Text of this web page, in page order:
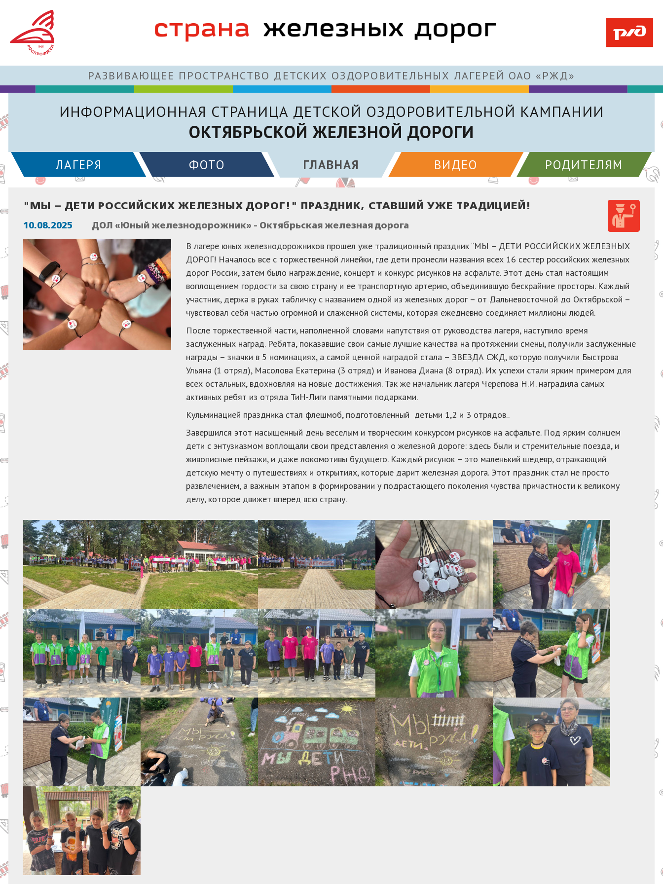
РАЗВИВАЮЩЕЕ ПРОСТРАНСТВО ДЕТСКИХ ОЗДОРОВИТЕЛЬНЫХ ЛАГЕРЕЙ ОАО «РЖД»
ИНФОРМАЦИОННАЯ СТРАНИЦА ДЕТСКОЙ ОЗДОРОВИТЕЛЬНОЙ КАМПАНИИ
ОКТЯБРЬСКОЙ ЖЕЛЕЗНОЙ ДОРОГИ
ЛАГЕРЯ ФОТО ГЛАВНАЯ ВИДЕО РОДИТЕЛЯМ
"МЫ – ДЕТИ РОССИЙСКИХ ЖЕЛЕЗНЫХ ДОРОГ!" ПРАЗДНИК, СТАВШИЙ УЖЕ ТРАДИЦИЕЙ!
10.08.2025 ДОЛ «Юный железнодорожник» - Октябрьская железная дорога
В лагере юных железнодорожников прошел уже традиционный праздник “МЫ – ДЕТИ РОССИЙСКИХ ЖЕЛЕЗНЫХ
ДОРОГ! Началось все с торжественной линейки, где дети пронесли названия всех 16 сестер российских железных
дорог России, затем было награждение, концерт и конкурс рисунков на асфальте. Этот день стал настоящим
воплощением гордости за свою страну и ее транспортную артерию, объединившую бескрайние просторы. Каждый
участник, держа в руках табличку с названием одной из железных дорог – от Дальневосточной до Октябрьской –
чувствовал себя частью огромной и слаженной системы, которая ежедневно соединяет миллионы людей.
После торжественной части, наполненной словами напутствия от руководства лагеря, наступило время
заслуженных наград. Ребята, показавшие свои самые лучшие качества на протяжении смены, получили заслуженные
награды – значки в 5 номинациях, а самой ценной наградой стала – ЗВЕЗДА СЖД, которую получили Быстрова
Ульяна (1 отряд), Масолова Екатерина (3 отряд) и Иванова Диана (8 отряд). Их успехи стали ярким примером для
всех остальных, вдохновляя на новые достижения. Так же начальник лагеря Черепова Н.И. наградила самых
активных ребят из отряда ТиН-Лиги памятными подарками.
Кульминацией праздника стал флешмоб, подготовленный детьми 1,2 и 3 отрядов..
Завершился этот насыщенный день веселым и творческим конкурсом рисунков на асфальте. Под ярким солнцем
дети с энтузиазмом воплощали свои представления о железной дороге: здесь были и стремительные поезда, и
живописные пейзажи, и даже локомотивы будущего. Каждый рисунок – это маленький шедевр, отражающий
детскую мечту о путешествиях и открытиях, которые дарит железная дорога. Этот праздник стал не просто
развлечением, а важным этапом в формировании у подрастающего поколения чувства причастности к великому
делу, которое движет вперед всю страну.